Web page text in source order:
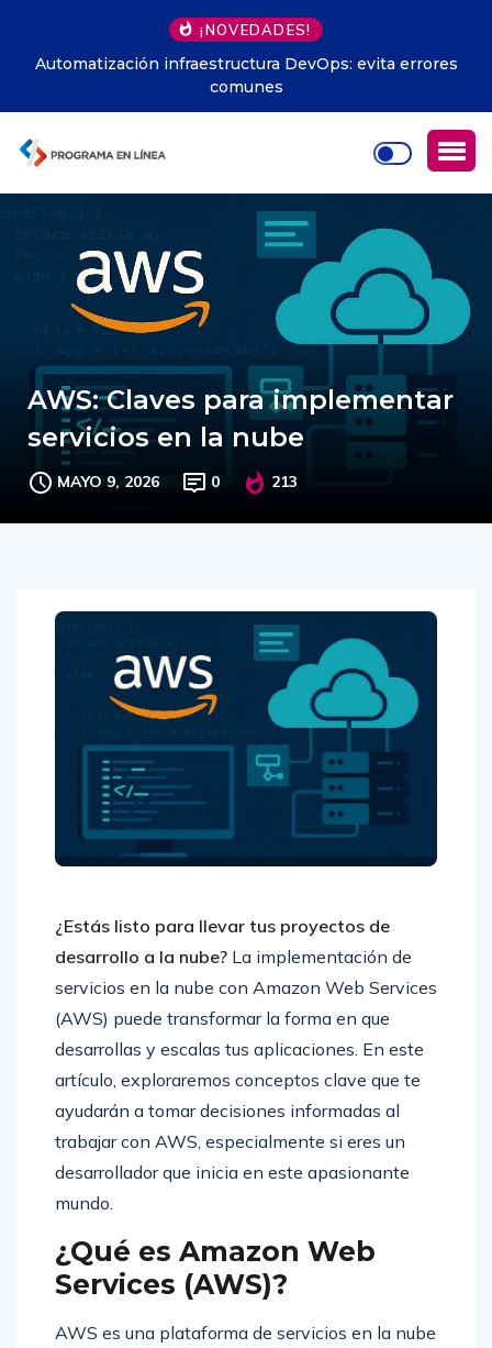
¡NOVEDADES!
Automatización infraestructura DevOps: evita errores
comunes
AWS: Claves para implementar
servicios en la nube
MAYO 9, 2026 0 213
¿Estás listo para llevar tus proyectos de
desarrollo a la nube? La implementación de
servicios en la nube con Amazon Web Services
(AWS) puede transformar la forma en que
desarrollas y escalas tus aplicaciones. En este
artículo, exploraremos conceptos clave que te
ayudarán a tomar decisiones informadas al
trabajar con AWS, especialmente si eres un
desarrollador que inicia en este apasionante
mundo.
¿Qué es Amazon Web
Services (AWS)?
AWS es una plataforma de servicios en la nube